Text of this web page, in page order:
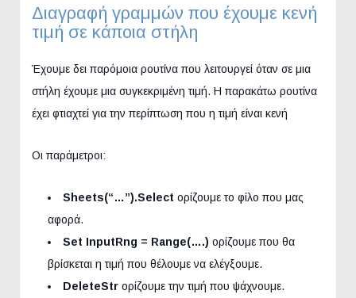
Διαγραφή γραμμών που έχουμε κενή
τιμή σε κάποια στήλη
Έχουμε δει παρόμοια ρουτίνα που λειτουργεί όταν σε μια
στήλη έχουμε μια συγκεκριμένη τιμή. Η παρακάτω ρουτίνα
έχει φτιαχτεί για την περίπτωση που η τιμή είναι κενή
Οι παράμετροι:
Sheets(“…”).Select ορίζουμε το φίλο που μας
αφορά.
Set InputRng = Range(….) ορίζουμε που θα
βρίσκεται η τιμή που θέλουμε να ελέγξουμε.
DeleteStr ορίζουμε την τιμή που ψάχνουμε.